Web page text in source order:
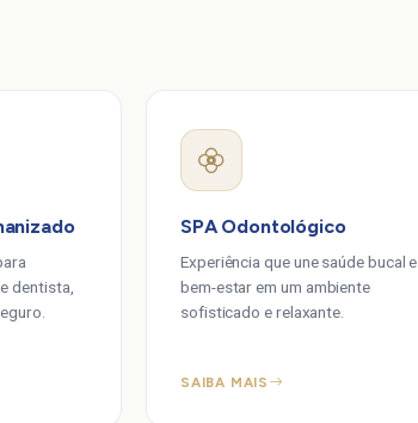
dentista,
SPA Odontológico
Experiência que une saúde bucal e
bem-estar em um ambiente
sofisticado e relaxante.
SAIBA MAIS